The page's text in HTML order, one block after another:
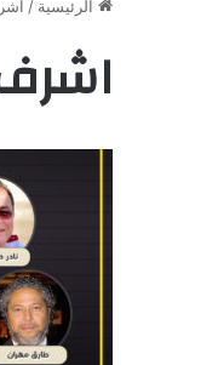
الرئيسية /